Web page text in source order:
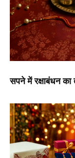
सपने में रक्षाबंधन